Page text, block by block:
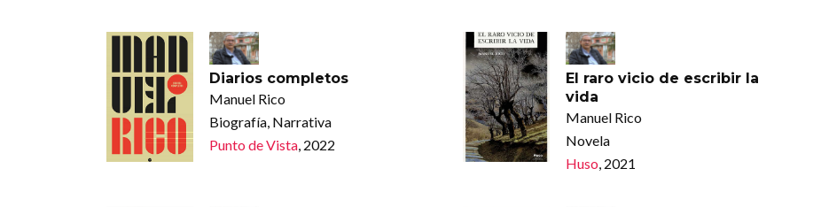
Diarios completos
Manuel Rico
Biografía, Narrativa
Punto de Vista, 2022
El raro vicio de escribir la
vida
Manuel Rico
Novela
Huso, 2021